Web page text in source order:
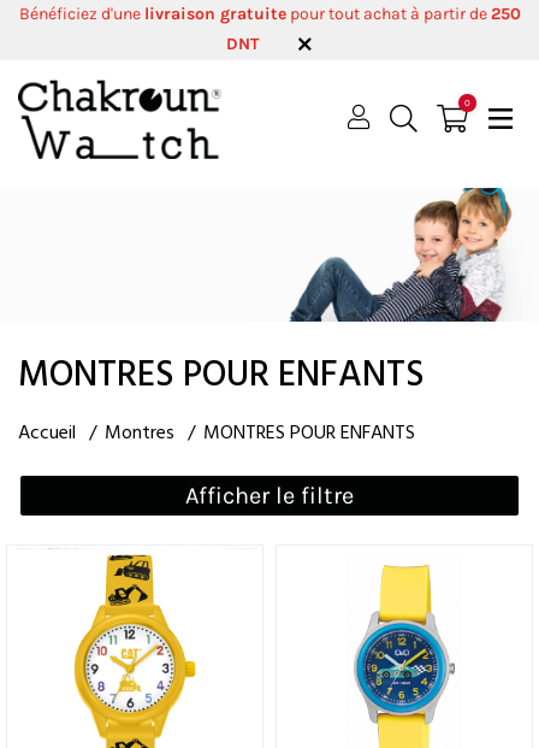
Bénéficiez d'une livraison gratuitepour tout achat à partir de250
DNT
0
MONTRES POUR ENFANTS
Accueil Montres MONTRES POUR ENFANTS
Afficher le filtre